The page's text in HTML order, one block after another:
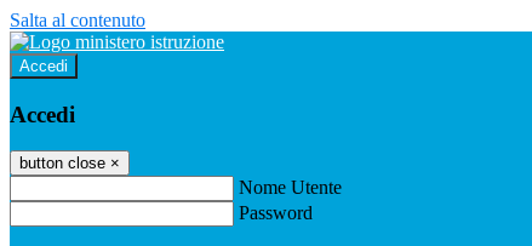
Salta al contenuto
Accedi
Accedi
button close ×
Nome Utente
Password